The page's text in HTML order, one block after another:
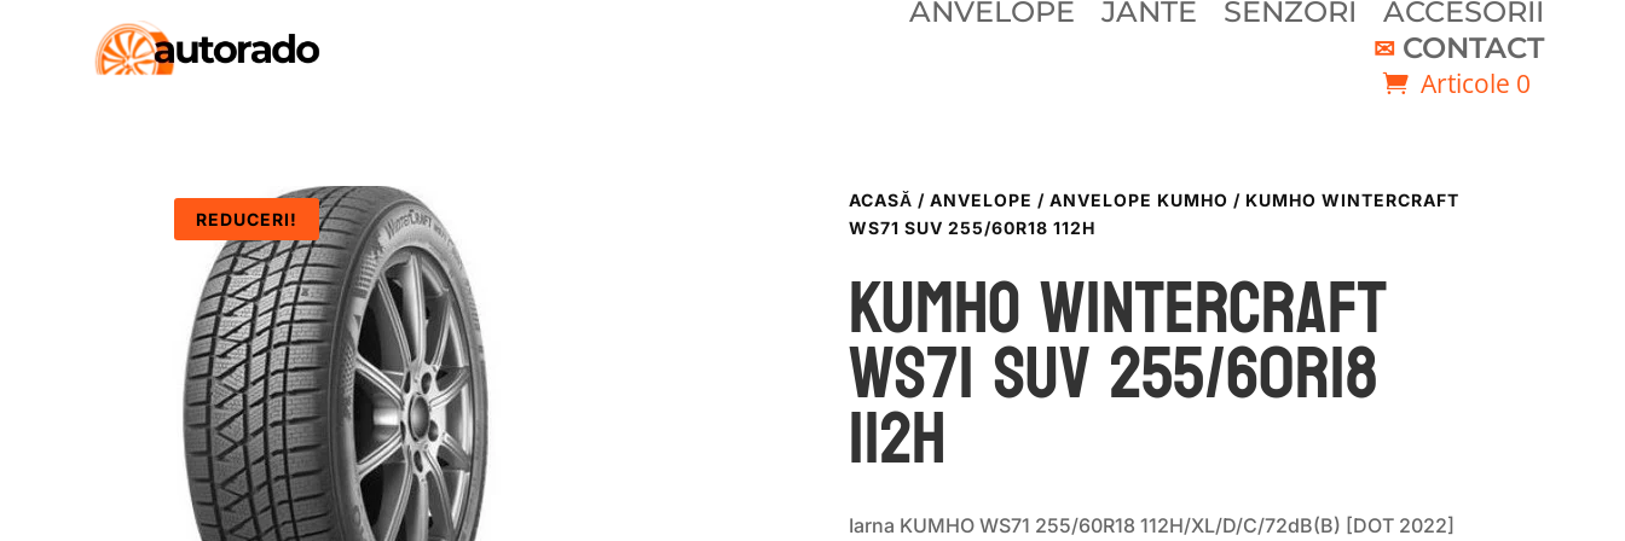
ANVELOPE JANTE SENZORI
ACCESORII
CONTACT
Articole 0
REDUCERI!
ACASĂ / ANVELOPE / ANVELOPE KUMHO / KUMHO WINTERCRAFT
WS71 SUV 255/60R18 112H
Kumho WINTERCRAFT
WS71 SUV 255/60R18
112H
Iarna KUMHO WS71 255/60R18 112H/XL/D/C/72dB(B) [DOT 2022]